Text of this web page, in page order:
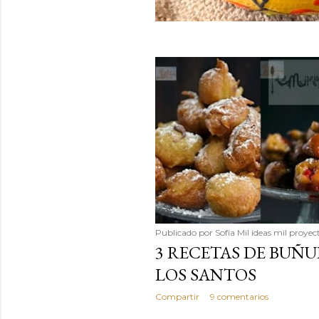
Publicado por Sofía Mil ideas mil
3 RECETAS DE
LOS SANTOS
Compartir 9 comentarios